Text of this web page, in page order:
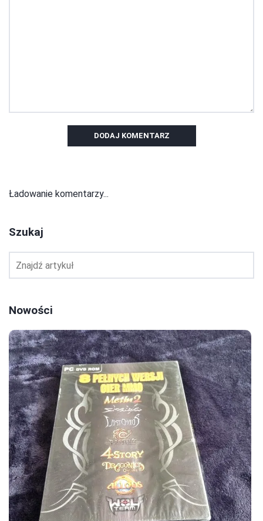
DODAJ KOMENTARZ
Ładowanie komentarzy...
Szukaj
Nowości